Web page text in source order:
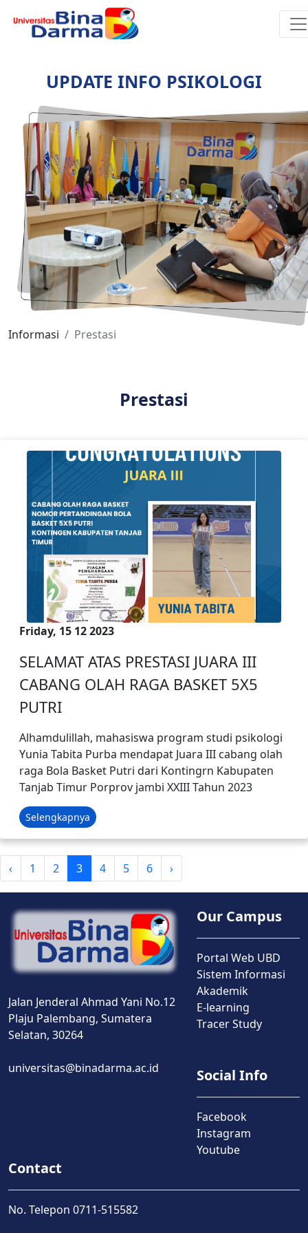
UPDATE INFO PSIKOLOGI
Informasi Prestasi
Prestasi
Friday, 15 12 2023
SELAMAT ATAS PRESTASI JUARA III
CABANG OLAH RAGA BASKET 5X5
PUTRI
Alhamdulillah, mahasiswa program studi psikologi
Yunia Tabita Purba mendapat Juara III cabang olah
raga Bola Basket Putri dari Kontingrn Kabupaten
Tanjab Timur Porprov jambi XXIII Tahun 2023
Selengkapnya
‹ 1 2 3 4 5 6 ›
Jalan Jenderal Ahmad Yani No.12
Plaju Palembang, Sumatera
Selatan, 30264
universitas@binadarma.ac.id
Our Campus
Portal Web UBD
Sistem Informasi
Akademik
E-learning
Tracer Study
Social Info
Facebook
Instagram
Youtube
Contact
No. Telepon 0711-515582